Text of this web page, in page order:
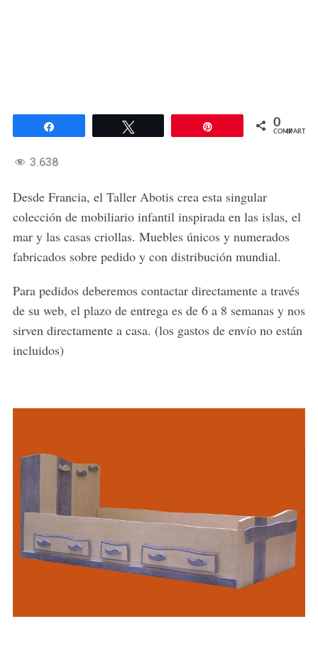
0
COMPARTIR
3.638
Desde Francia, el Taller Abotis crea esta singular
colección de mobiliario infantil inspirada en las islas, el
mar y las casas criollas. Muebles únicos y numerados
fabricados sobre pedido y con distribución mundial.
Para pedidos deberemos contactar directamente a través
de su web, el plazo de entrega es de 6 a 8 semanas y nos
sirven directamente a casa. (los gastos de envío no están
incluidos)